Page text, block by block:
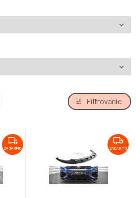
Filtrovanie
ZADARMO ZADARMO